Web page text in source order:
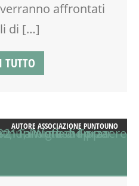
affrontati
di […]
TUTTO
AUTORE ASSOCIAZIONE PUNTOUNO